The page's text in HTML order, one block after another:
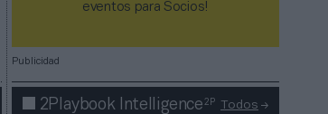
eventos para Socios!​​​​​​​
Publicidad
2Playbook Intelligence2P Todos